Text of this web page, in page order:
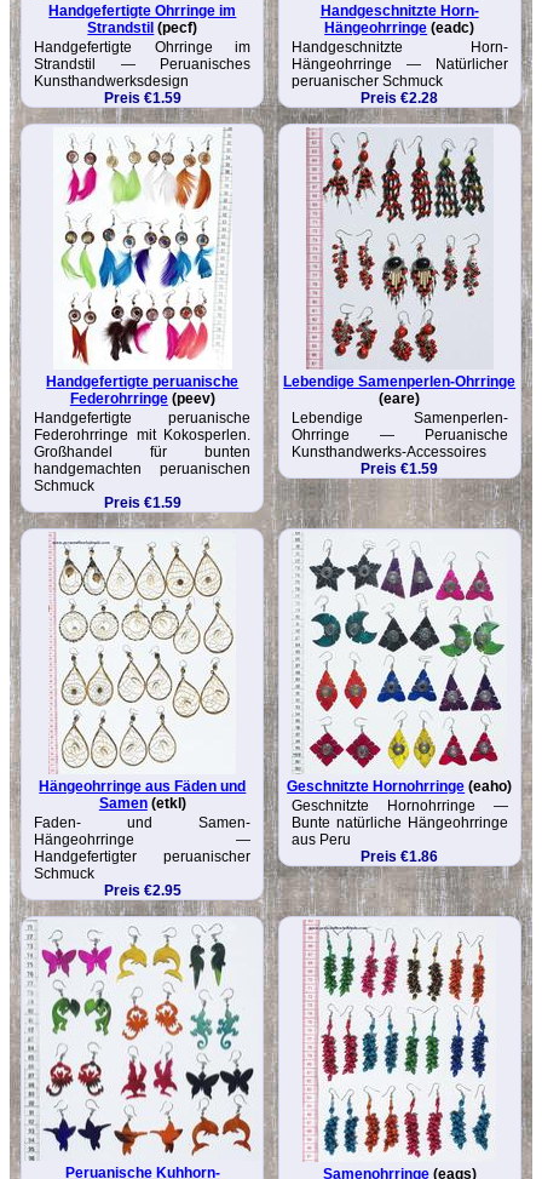
Handgefertigte Ohrringe im
Strandstil (pecf)
Handgefertigte Ohrringe im
Strandstil — Peruanisches
Kunsthandwerksdesign
Preis €1.59
Handgeschnitzte Horn-
Hängeohrringe (eadc)
Handgeschnitzte Horn-
Hängeohrringe — Natürlicher
peruanischer Schmuck
Preis €2.28
Handgefertigte peruanische
Federohrringe(peev)
Handgefertigte peruanische
Federohrringe mit Kokosperlen.
Großhandel für bunten
handgemachten peruanischen
Schmuck
Preis €1.59
Lebendige Samenperlen-Ohrringe
(eare)
Lebendige Samenperlen-
Ohrringe — Peruanische
Kunsthandwerks-Accessoires
Preis €1.59
Hängeohrringe aus Fäden und
Samen(etkl)
Faden- und Samen-
Hängeohrringe —
Handgefertigter peruanischer
Schmuck
Preis €2.95
Geschnitzte Hornohrringe (eaho)
Geschnitzte Hornohrringe —
Bunte natürliche Hängeohrringe
aus Peru
Preis €1.86
Peruanische Kuhhorn-
Samenohrringe(eags)